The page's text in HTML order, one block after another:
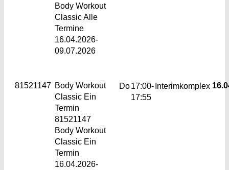
Body Workout
Classic Alle
Termine
16.04.2026-
09.07.2026
81521147 Body Workout
Classic Ein
Termin
81521147
Body Workout
Classic Ein
Termin
16.04.2026-
Do17:00-
17:55
Interimkomplex